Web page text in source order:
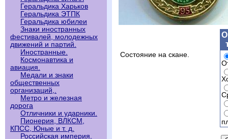
Геральдика Харьков
Геральдика ЭТПК
Геральдика юбилеи
Знаки иностранных
фестивалей, молодежных
движений и партий.
Иностранные.
Космонавтика и
авиация.
Медали и знаки
общественных
организаций,.
Метро и железная
дорога
Отличники и ударники.
Пионерия, ВЛКСМ,
КПСС, Юные и т. д.
Российская империя.
Состояние на скане.